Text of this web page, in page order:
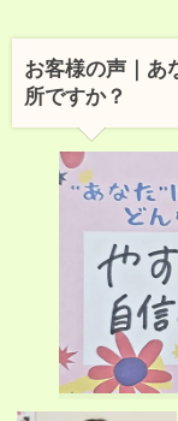
お客様の声｜あ
所ですか？